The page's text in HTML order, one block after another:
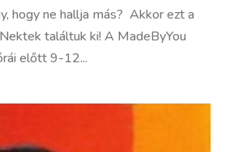
hogy ne hallja más? Akkor ezt a
találtuk ki! A MadeByYou
előtt 9-12...